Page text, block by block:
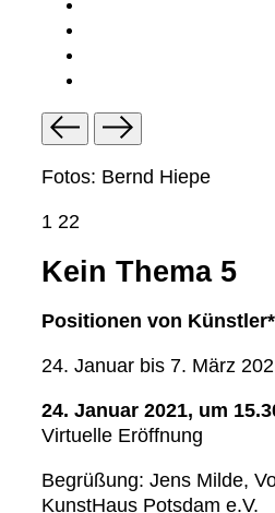
Fotos: Bernd Hiepe
1 22
Kein Thema 5
Positionen von
24. Januar bis 7. März
24. Januar 2021, um
Virtuelle Eröffnung
Begrüßung: Jens Milde,
KunstHaus Potsdam e.V.